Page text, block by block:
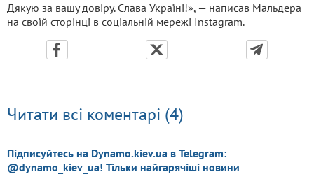
Дякую за вашу довіру. Слава Україні!», — написав Мальдера
на своїй сторінці в соціальній мережі Instagram.
Читати всі коментарі (4)
Підписуйтесь на Dynamo.kiev.ua в Telegram:
@dynamo_kiev_ua! Тільки найгарячіші новини